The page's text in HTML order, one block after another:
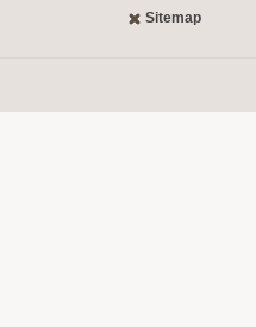
Sitemap